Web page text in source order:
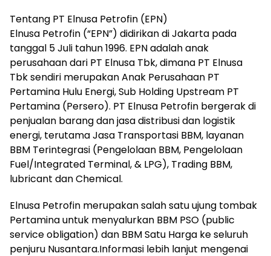
Tentang PT Elnusa Petrofin (EPN)
Elnusa Petrofin (“EPN”) didirikan di Jakarta pada
tanggal 5 Juli tahun 1996. EPN adalah anak
perusahaan dari PT Elnusa Tbk, dimana PT Elnusa
Tbk sendiri merupakan Anak Perusahaan PT
Pertamina Hulu Energi, Sub Holding Upstream PT
Pertamina (Persero). PT Elnusa Petrofin bergerak di
penjualan barang dan jasa distribusi dan logistik
energi, terutama Jasa Transportasi BBM, layanan
BBM Terintegrasi (Pengelolaan BBM, Pengelolaan
Fuel/Integrated Terminal, & LPG), Trading BBM,
lubricant dan Chemical.
Elnusa Petrofin merupakan salah satu ujung tombak
Pertamina untuk menyalurkan BBM PSO (public
service obligation) dan BBM Satu Harga ke seluruh
penjuru Nusantara.Informasi lebih lanjut mengenai